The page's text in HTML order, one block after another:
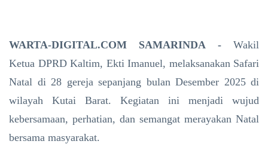
WARTA-DIGITAL.COM SAMARINDA -Wakil
Ketua DPRD Kaltim, Ekti Imanuel, melaksanakan Safari
Natal di 28 gereja sepanjang bulan Desember 2025 di
wilayah Kutai Barat. Kegiatan ini menjadi wujud
kebersamaan, perhatian, dan semangat merayakan Natal
bersama masyarakat.